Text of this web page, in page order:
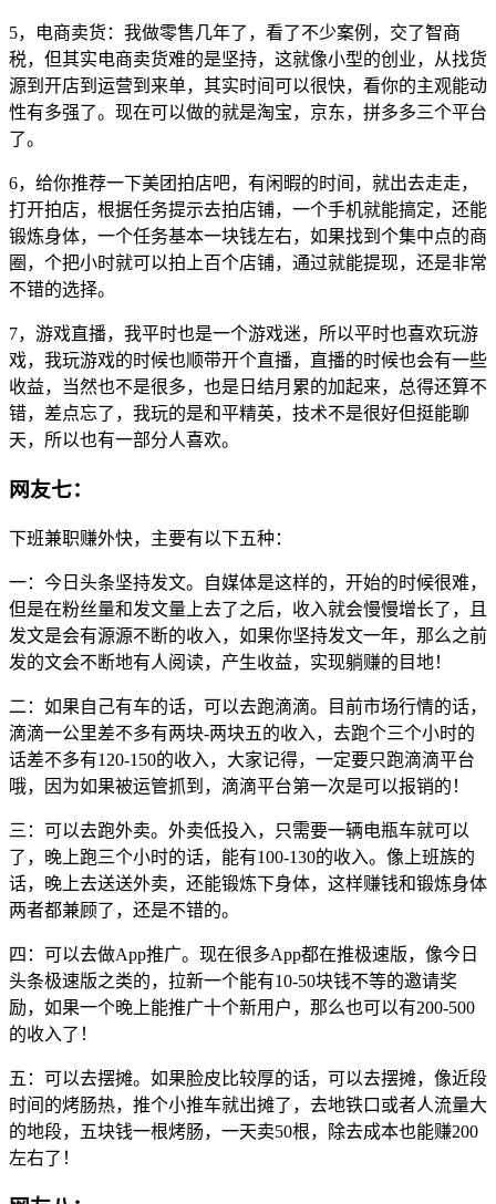
5，电商卖货：我做零售几年了，看了不少案例，交了智商
税，但其实电商卖货难的是坚持，这就像小型的创业，从找货
源到开店到运营到来单，其实时间可以很快，看你的主观能动
性有多强了。现在可以做的就是淘宝，京东，拼多多三个平台
了。
6，给你推荐一下美团拍店吧，有闲暇的时间，就出去走走，
打开拍店，根据任务提示去拍店铺，一个手机就能搞定，还能
锻炼身体，一个任务基本一块钱左右，如果找到个集中点的商
圈，个把小时就可以拍上百个店铺，通过就能提现，还是非常
不错的选择。
7，游戏直播，我平时也是一个游戏迷，所以平时也喜欢玩游
戏，我玩游戏的时候也顺带开个直播，直播的时候也会有一些
收益，当然也不是很多，也是日结月累的加起来，总得还算不
错，差点忘了，我玩的是和平精英，技术不是很好但挺能聊
天，所以也有一部分人喜欢。
网友七：
下班兼职赚外快，主要有以下五种：
一：今日头条坚持发文。自媒体是这样的，开始的时候很难，
但是在粉丝量和发文量上去了之后，收入就会慢慢增长了，且
发文是会有源源不断的收入，如果你坚持发文一年，那么之前
发的文会不断地有人阅读，产生收益，实现躺赚的目地！
二：如果自己有车的话，可以去跑滴滴。目前市场行情的话，
滴滴一公里差不多有两块-两块五的收入，去跑个三个小时的
话差不多有120-150的收入，大家记得，一定要只跑滴滴平台
哦，因为如果被运管抓到，滴滴平台第一次是可以报销的！
三：可以去跑外卖。外卖低投入，只需要一辆电瓶车就可以
了，晚上跑三个小时的话，能有100-130的收入。像上班族的
话，晚上去送送外卖，还能锻炼下身体，这样赚钱和锻炼身体
两者都兼顾了，还是不错的。
四：可以去做App推广。现在很多App都在推极速版，像今日
头条极速版之类的，拉新一个能有10-50块钱不等的邀请奖
励，如果一个晚上能推广十个新用户，那么也可以有200-500
的收入了！
五：可以去摆摊。如果脸皮比较厚的话，可以去摆摊，像近段
时间的烤肠热，推个小推车就出摊了，去地铁口或者人流量大
的地段，五块钱一根烤肠，一天卖50根，除去成本也能赚200
左右了！